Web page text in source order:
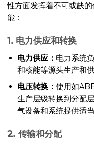
性方面发挥着不可或缺
能：
1. 电力供应和转换
电力供应： 电力系统
和核能等源头生产和
电压转换： 使用如
生产层级转换到分配
气设备和系统提供适当
2. 传输和分配